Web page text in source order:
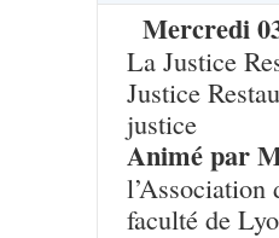
Mercredi
La Justice
Justice
justice
Animé par
l’Association
faculté de